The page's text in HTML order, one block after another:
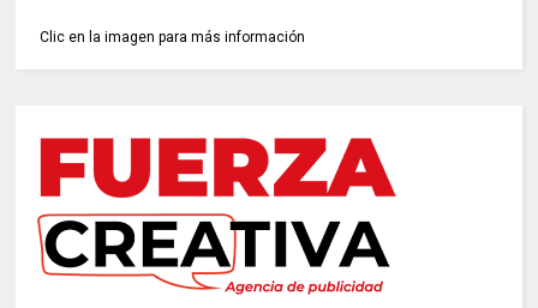
Clic en la imagen para más información